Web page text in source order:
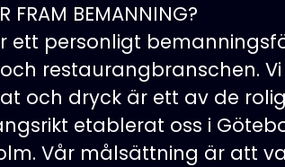
FRAM BEMANNING?
ett personligt
restaurangbranschen.
och dryck är ett av de
etablerat oss i
Vår målsättning är att